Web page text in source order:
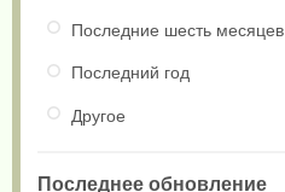
Последние шесть месяцев
Последний год
Другое
Последнее обновление